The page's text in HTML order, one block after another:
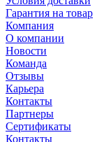
Гарантия на товар
Компания
О компании
Новости
Команда
Отзывы
Карьера
Контакты
Партнеры
Сертификаты
Контакты